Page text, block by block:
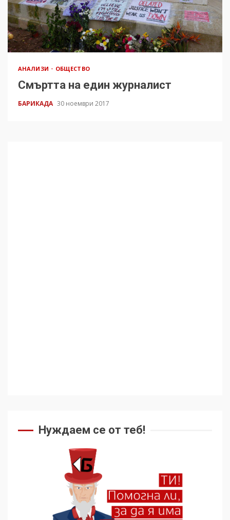
АНАЛИЗИ ОБЩЕСТВО
Смъртта на един журналист
БАРИКАДА 30 ноември 2017
Нуждаем се от теб!